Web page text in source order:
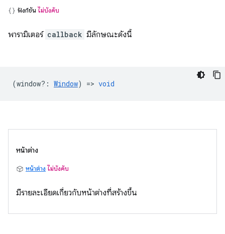
ฟังก์ชัน ไม่บังคับ
พารามิเตอร์ callback มีลักษณะดังนี้
(window? : Window) => void
หน้าต่าง
หน้าต่าง ไม่บังคับ
มีรายละเอียดเกี่ยวกับหน้าต่างที่สร้างขึ้น